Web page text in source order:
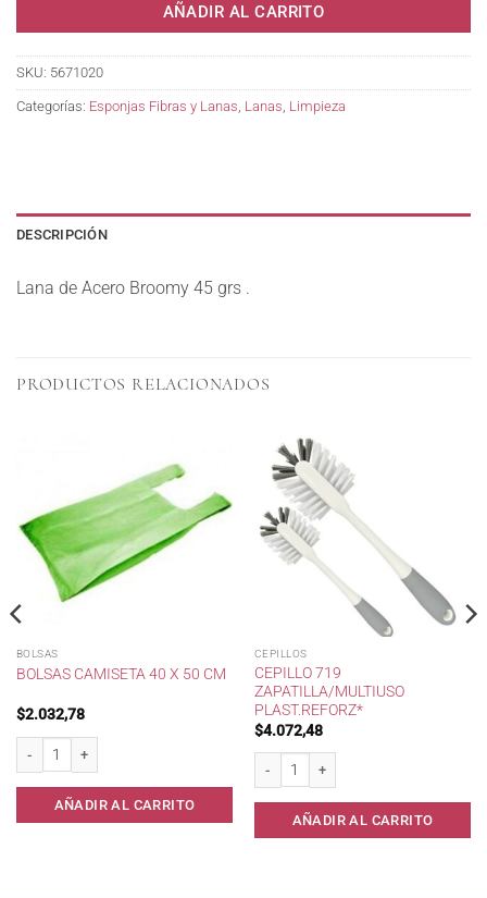
AÑADIR AL CARRITO
SKU: 5671020
Categorías: Esponjas Fibras y Lanas Lanas Limpieza
DESCRIPCIÓN
Lana de Acero Broomy 45 grs .
PRODUCTOS RELACIONADOS
BOLSAS
BOLSAS CAMISETA 40 X 50 CM
$2.032,78
AÑADIR AL CARRITO
CEPILLOS
CEPILLO 719
ZAPATILLA/MULTIUSO
PLAST.REFORZ*
$4.072,48
Cepillo 719 Zapatilla/Multiuso
AÑADIR AL CARRITO